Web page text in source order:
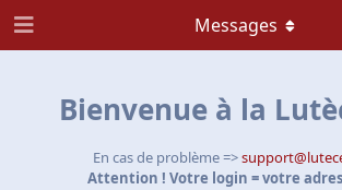
Bienvenue à la
En cas de problème =>
Attention ! Votre login = votre
Messages